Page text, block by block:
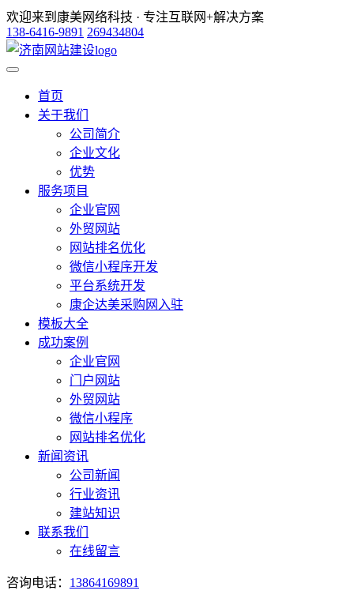
欢迎来到康美网络科技 · 专注互联网+解决方案
138-6416-9891 269434804
首页
关于我们
公司简介
企业文化
优势
服务项目
企业官网
外贸网站
网站排名优化
微信小程序开发
平台系统开发
康企达美采购网入驻
模板大全
成功案例
企业官网
门户网站
外贸网站
微信小程序
网站排名优化
新闻资讯
公司新闻
行业资讯
建站知识
联系我们
在线留言
咨询电话： 13864169891